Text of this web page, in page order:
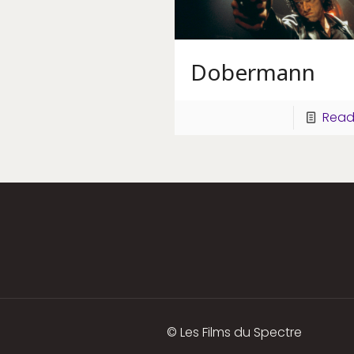
Dobermann
© Les Films du Spectre